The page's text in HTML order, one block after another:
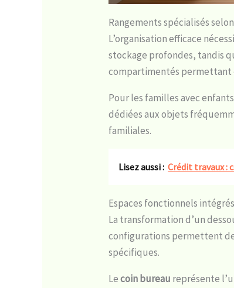
Rangements spécialisés
L’organisation efficace
stockage profondes, tandis
compartimentés permettant
Pour les familles avec
dédiées aux objets
familiales.
Lisez aussi : Crédit travaux :
Espaces fonctionnels
La transformation d’un
configurations permettent
spécifiques.
Lecoin bureau représente